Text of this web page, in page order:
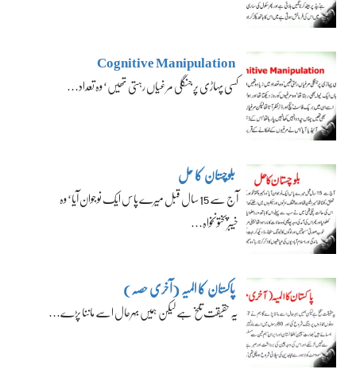
Cognitive Manipulation
کسی پہاڑی پر جنگلی مرغیاں رہتی تھیں‘ وہ تعداد…
بلوچستان کا حل
آج سے 15 سال قبل میرے پاس ایک نوجوان آیا‘ وہ
خیبرپختونخواہ…
پاکستان کا المیہ (آخری حصہ)
یہ حقیقت تلخ ہے لیکن ہمیں بہرحال اسے ماننا پڑے…